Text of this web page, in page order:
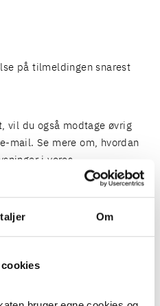
Om
på tilmeldingen snarest
vil du også modtage øvrig
mail. Se mere om, hvordan
i vores